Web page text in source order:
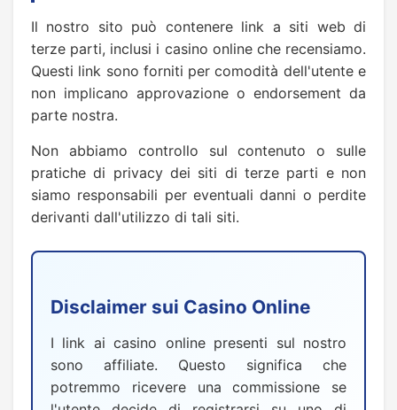
Il nostro sito può contenere link a siti web di
terze parti, inclusi i casino online che recensiamo.
Questi link sono forniti per comodità dell'utente e
non implicano approvazione o endorsement da
parte nostra.
Non abbiamo controllo sul contenuto o sulle
pratiche di privacy dei siti di terze parti e non
siamo responsabili per eventuali danni o perdite
derivanti dall'utilizzo di tali siti.
Disclaimer sui Casino Online
I link ai casino online presenti sul nostro
sono affiliate. Questo significa che
potremmo ricevere una commissione se